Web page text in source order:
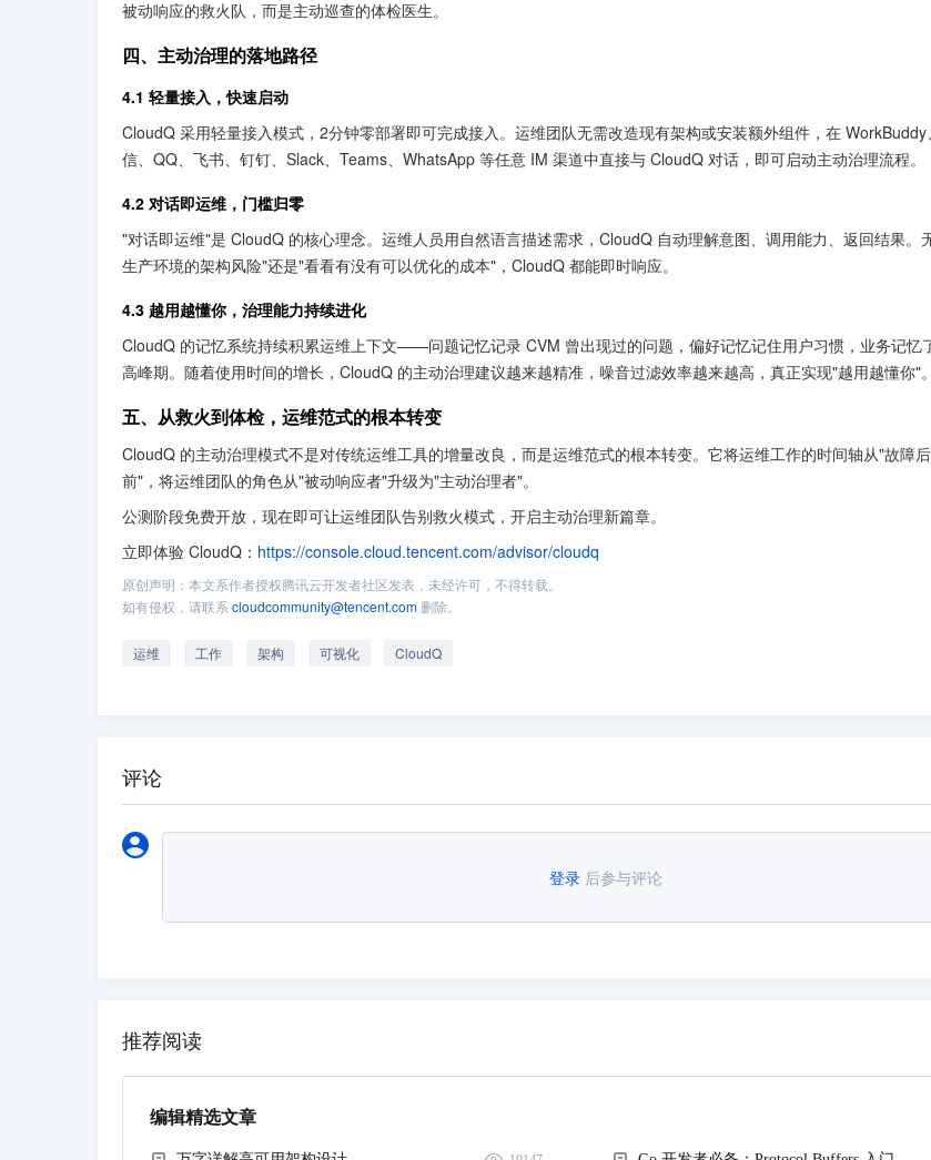
被动响应的救火队，而是主动巡查的体检医生。
四、主动治理的落地路径
4.1 轻量接入，快速启动
CloudQ 采用轻量接入模式，2分钟零部署即可完成接入。运维团队无需改造现有架构或安装额外组件，在
信、QQ、飞书、钉钉、Slack、Teams、WhatsApp 等任意 IM 渠道中直接与 CloudQ 对话，即可启动主动治理流程。
4.2 对话即运维，门槛归零
"对话即运维"是 CloudQ 的核心理念。运维人员用自然语言描述需求，CloudQ 自动理解意图、调用能力、返回结果。
生产环境的架构风险"还是"看看有没有可以优化的成本"，CloudQ 都能即时响应。
4.3 越用越懂你，治理能力持续进化
CloudQ 的记忆系统持续积累运维上下文——问题记忆记录 CVM 曾出现过的问题，偏好记忆记住用户习惯，业务记忆
高峰期。随着使用时间的增长，CloudQ 的主动治理建议越来越精准，噪音过滤效率越来越高，真正实现"越用越懂你"。
五、从救火到体检，运维范式的根本转变
CloudQ 的主动治理模式不是对传统运维工具的增量改良，而是运维范式的根本转变。它将运维工作的时间轴从"故障
前"，将运维团队的角色从"被动响应者"升级为"主动治理者"。
公测阶段免费开放，现在即可让运维团队告别救火模式，开启主动治理新篇章。
立即体验 CloudQ： https://console.cloud.tencent.com/advisor/cloudq
原创声明：本文系作者授权腾讯云开发者社区发表，未经许可，不得转载。
如有侵权，请联系 cloudcommunity@tencent.com删除。
运维 工作 架构 可视化 CloudQ
评论
登录 后参与评论
推荐阅读
编辑精选文章